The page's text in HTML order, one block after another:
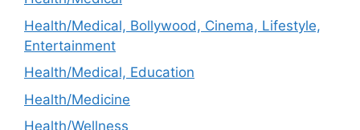
Health/Medical, Bollywood, Cinema, Lifestyle,
Entertainment
Health/Medical, Education
Health/Medicine
Health/Wellness